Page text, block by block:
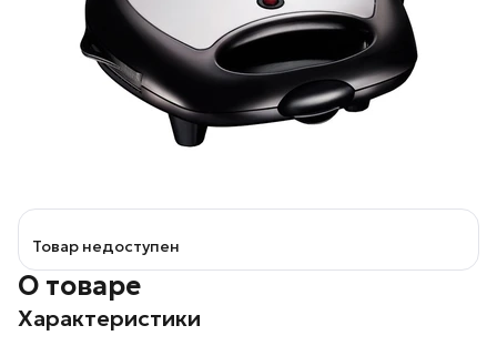
Товар недоступен
О товаре
Характеристики